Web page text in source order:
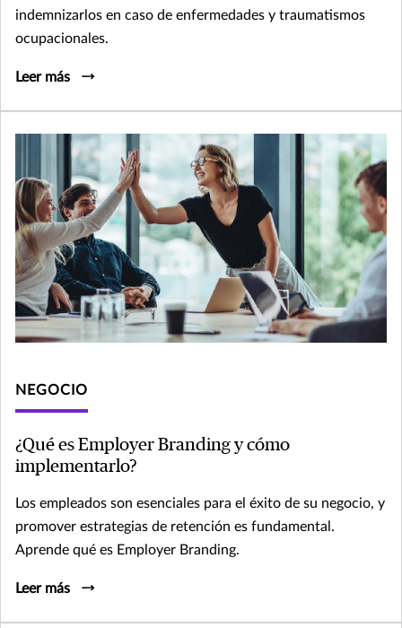
indemnizarlos en caso de enfermedades y traumatismos
ocupacionales.
Leer más
NEGOCIO
¿Qué es Employer Branding y cómo
implementarlo?
Los empleados son esenciales para el éxito de su negocio, y
promover estrategias de retención es fundamental.
Aprende qué es Employer Branding.
Leer más